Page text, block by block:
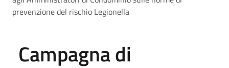
prevenzione del rischio Legionella
Campagna di